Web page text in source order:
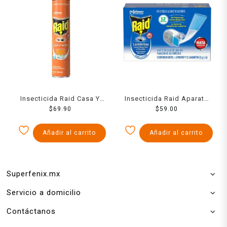
Insecticida Raid Casa Y
Jardin 400 Ml
$69.90
Añadir al carrito
Insecticida Raid Aparato
Electrico 1 Pzs
$59.00
Añadir al carrito
Superfenix.mx
Servicio a domicilio
Contáctanos